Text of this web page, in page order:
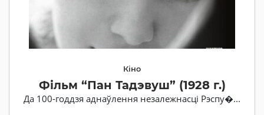
Кіно
Фільм “Пан Тадэвуш” (1928 г.)
Да 100-годдзя аднаўлення незалежнасці Рэспу�...